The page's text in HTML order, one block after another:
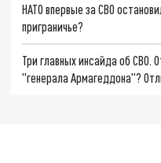
НАТО впервые за СВО
приграничье?
Три главных инсайда об СВО.
"генерала Армагеддона"?